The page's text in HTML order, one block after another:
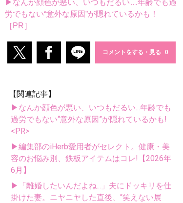
▶なんか顔色が悪い、いつもだるい…年齢でも過
労でもない“意外な原因”が隠れているかも！
［PR］
コメントをする・見る
【関連記事】
▶なんか顔色が悪い、いつもだるい...年齢でも
過労でもない“意外な原因”が隠れているかも!
<PR>
▶編集部のiHerb愛用者がセレクト。健康・美
容のお悩み別、鉄板アイテムはコレ!【2026年
6月】
▶「離婚したいんだよね...」夫にドッキリを仕
掛けた妻。ニヤニヤした直後、“笑えない展